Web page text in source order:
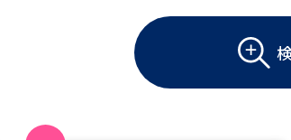
大
大学
総合